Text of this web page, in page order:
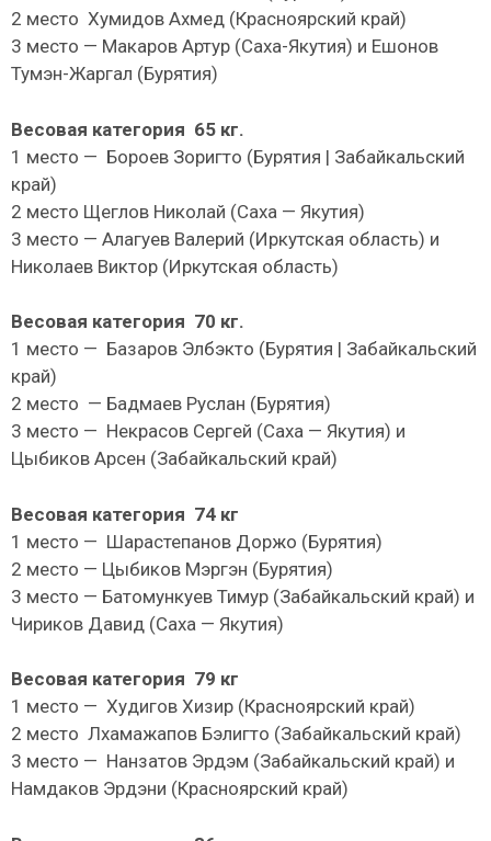
2 место Хумидов Ахмед (Красноярский край)
3 место — Макаров Артур (Саха-Якутия) и Ешонов
Тумэн-Жаргал (Бурятия)
Весовая категория 65 кг.
1 место — Бороев Зоригто (Бурятия | Забайкальский
край)
2 место Щеглов Николай (Саха — Якутия)
3 место — Алагуев Валерий (Иркутская область) и
Николаев Виктор (Иркутская область)
Весовая категория 70 кг.
1 место — Базаров Элбэкто (Бурятия | Забайкальский
край)
2 место — Бадмаев Руслан (Бурятия)
3 место — Некрасов Сергей (Саха — Якутия) и
Цыбиков Арсен (Забайкальский край)
Весовая категория 74 кг
1 место — Шарастепанов Доржо (Бурятия)
2 место — Цыбиков Мэргэн (Бурятия)
3 место — Батомункуев Тимур (Забайкальский край) и
Чириков Давид (Саха — Якутия)
Весовая категория 79 кг
1 место — Худигов Хизир (Красноярский край)
2 место Лхамажапов Бэлигто (Забайкальский край)
3 место — Нанзатов Эрдэм (Забайкальский край) и
Намдаков Эрдэни (Красноярский край)